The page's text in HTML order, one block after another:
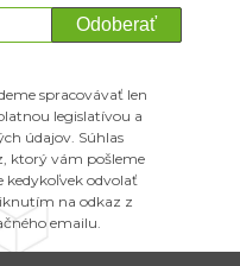
Odoberať
spracovávať len
legislatívou a
údajov. Súhlas
ktorý vám pošleme
kedykoľvek odvolať
na odkaz z
emailu.